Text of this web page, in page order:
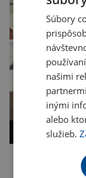
Kopírovať
Súbory
našimi
inými
alebo
služieb.